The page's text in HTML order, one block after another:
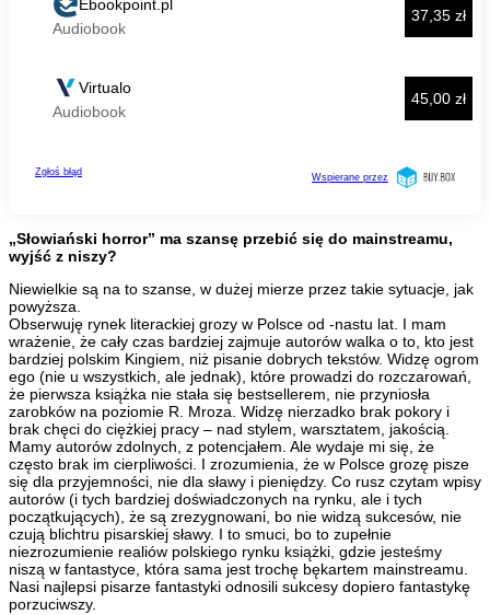
„Słowiański horror” ma szansę przebić się do mainstreamu,
wyjść z niszy?
Niewielkie są na to szanse, w dużej mierze przez takie sytuacje, jak
powyższa.
Obserwuję rynek literackiej grozy w Polsce od -nastu lat. I mam
wrażenie, że cały czas bardziej zajmuje autorów walka o to, kto jest
bardziej polskim Kingiem, niż pisanie dobrych tekstów. Widzę ogrom
ego (nie u wszystkich, ale jednak), które prowadzi do rozczarowań,
że pierwsza książka nie stała się bestsellerem, nie przyniosła
zarobków na poziomie R. Mroza. Widzę nierzadko brak pokory i
brak chęci do ciężkiej pracy – nad stylem, warsztatem, jakością.
Mamy autorów zdolnych, z potencjałem. Ale wydaje mi się, że
często brak im cierpliwości. I zrozumienia, że w Polsce grozę pisze
się dla przyjemności, nie dla sławy i pieniędzy. Co rusz czytam wpisy
autorów (i tych bardziej doświadczonych na rynku, ale i tych
początkujących), że są zrezygnowani, bo nie widzą sukcesów, nie
czują blichtru pisarskiej sławy. I to smuci, bo to zupełnie
niezrozumienie realiów polskiego rynku książki, gdzie jesteśmy
niszą w fantastyce, która sama jest trochę bękartem mainstreamu.
Nasi najlepsi pisarze fantastyki odnosili sukcesy dopiero fantastykę
porzuciwszy.